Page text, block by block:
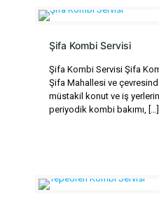
Şifa Kombi Servisi
Şifa Kombi Servisi Şifa
Şifa Mahallesi ve
müstakil konut ve iş
periyodik kombi bakımı, […]